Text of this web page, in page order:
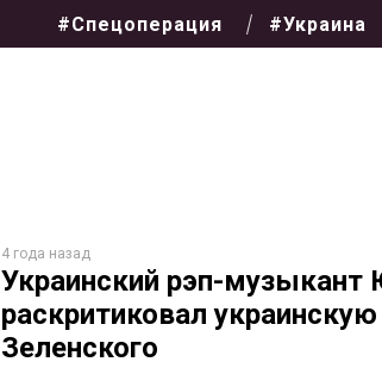
#Спецоперация #Украина
4 года назад
Украинский рэп-музыкант
раскритиковал
Зеленского